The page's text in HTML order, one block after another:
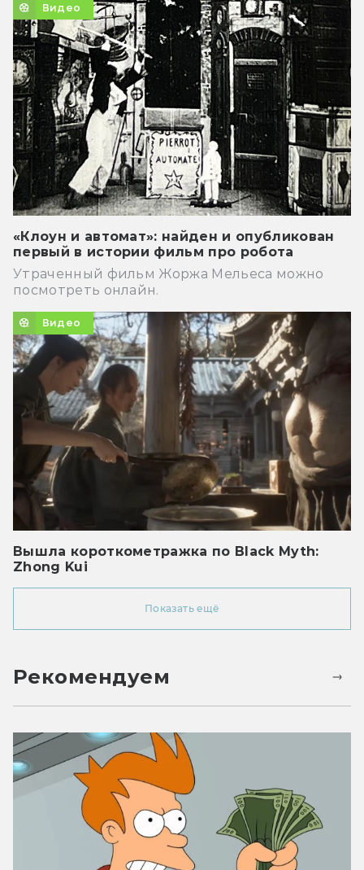
Видео
«Клоун и автомат»: найден и опубликован
первый в истории фильм про робота
Утраченный фильм Жоржа Мельеса можно
посмотреть онлайн.
Видео
Вышла короткометражка по Black Myth:
Zhong Kui
Показать ещё
Рекомендуем